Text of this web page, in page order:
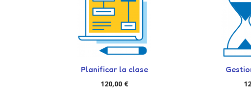
Planificar la clase
120,00 €